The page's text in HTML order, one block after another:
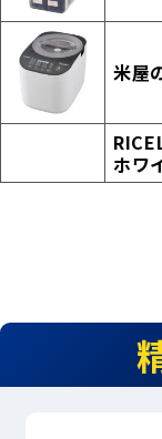
米屋
ホワ